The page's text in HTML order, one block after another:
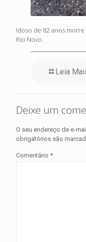
Idoso de 82 anos
Rio Novo.
Leia
Deixe um
O seu endereço de e-
obrigatórios são
Comentário *